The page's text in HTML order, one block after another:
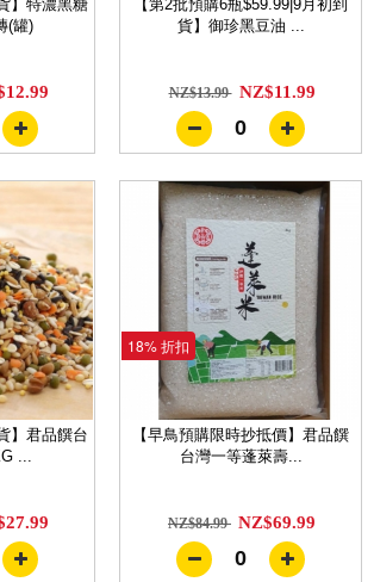
】特濃黑糖
(罐)
【第2批預購6瓶$59.99|9月初到
貨】御珍黑豆油 ...
NZ$13.99 NZ$11.99
0
】君品饌台
...
18% 折扣
【早鳥預購限時抄抵價】君品饌
台灣一等蓬萊壽...
NZ$84.99 NZ$69.99
0